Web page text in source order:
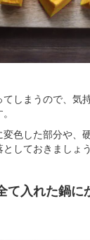
しまうので、気
色した部分や、
しておきましょう
て入れた鍋に